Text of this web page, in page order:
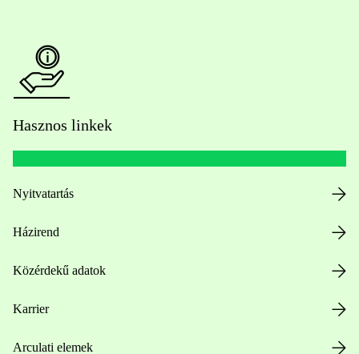
Hasznos linkek
Nyitvatartás
Házirend
Közérdekű adatok
Karrier
Arculati elemek